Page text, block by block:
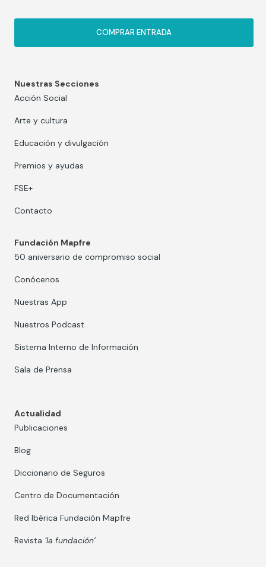
COMPRAR ENTRADA
Nuestras Secciones
Acción Social
Arte y cultura
Educación y divulgación
Premios y ayudas
FSE+
Contacto
Fundación Mapfre
50 aniversario de compromiso social
Conócenos
Nuestras App
Nuestros Podcast
Sistema Interno de Información
Sala de Prensa
Actualidad
Publicaciones
Blog
Diccionario de Seguros
Centro de Documentación
Red Ibérica Fundación Mapfre
Revista ‘la fundación’